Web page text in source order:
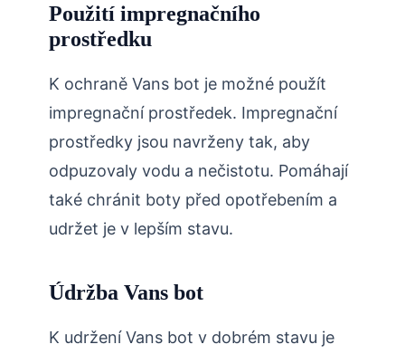
Použití impregnačního
prostředku
K ochraně Vans bot je možné použít
impregnační prostředek. Impregnační
prostředky jsou navrženy tak, aby
odpuzovaly vodu a nečistotu. Pomáhají
také chránit boty před opotřebením a
udržet je v lepším stavu.
Údržba Vans bot
K udržení Vans bot v dobrém stavu je